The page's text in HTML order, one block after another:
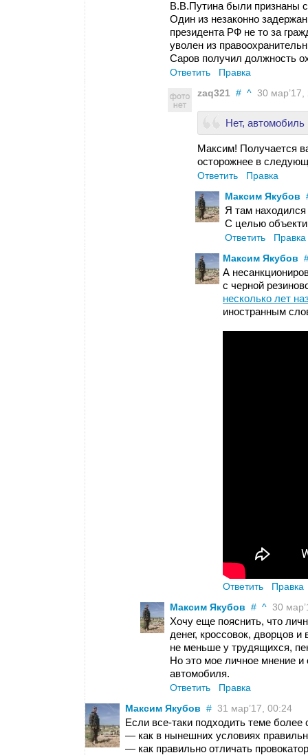
В.В.Путина были признаны
Один из незаконно
президента РФ не то за
уволен из
Саров получил должность
Ответить
Правка
zaq321 # ^ 30 мар’17,
Нет,
Максим! Получается
осторожнее в
Ответить
Правка
Максим Якубов
Я там
С целью
Ответить
Правка
Максим Якубов
А
с черной
несколько лет
иностранным
Ответить
Правка
Максим Якубов # ^ 30
Хочу еще пояснить, что
денег, кроссовок, дворцов
не меньше у трудящихся,
Но это мое личное мнение и
автомобиля.
Ответить
Правка
Максим Якубов # 31 мар’17, 00:24
Если все-таки подходить теме более
— как в нынешних условиях
— как правильно отличать